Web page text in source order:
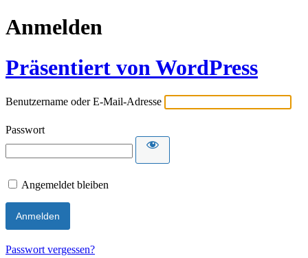
Anmelden
Präsentiert von WordPress
Benutzername oder E-Mail-Adresse
Passwort
Angemeldet bleiben
Passwort vergessen?